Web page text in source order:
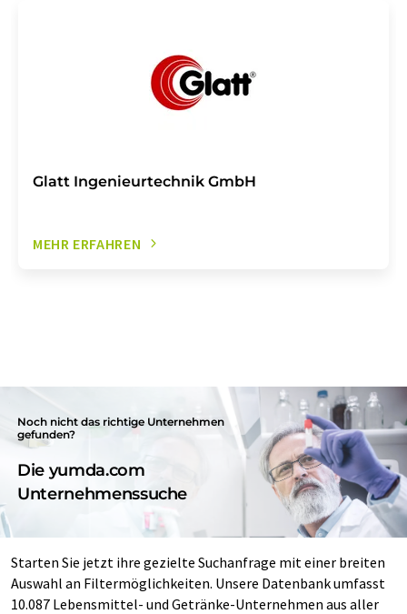
Glatt Ingenieurtechnik GmbH
MEHR ERFAHREN
Noch nicht das richtige Unternehmen
gefunden?
Die yumda.com
Unternehmenssuche
Starten Sie jetzt ihre gezielte Suchanfrage mit einer breiten
Auswahl an Filtermöglichkeiten. Unsere Datenbank umfasst
10.087 Lebensmittel- und Getränke-Unternehmen aus aller